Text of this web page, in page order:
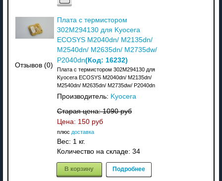
Отзывов (0)
Плата с термистором
302M294130 для Kyocera
ECOSYS M2040dn/ M2135dn/
M2540dn/ M2635dn/ M2735dw/
P2040dn(Код: 16232)
Плата с термистором 302M294130 для
Kyocera ECOSYS M2040dn/ M2135dn/
M2540dn/ M2635dn/ M2735dw/ P2040dn
Производитель: Kyocera
Старая цена:1090 руб
Цена: 150 руб
плюс доставка
Вес: 1 кг.
Количество на складе: 34
В корзину Подробнее